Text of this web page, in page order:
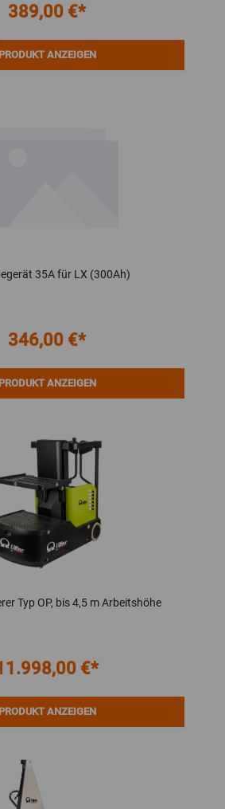
389,00 €*
PRODUKT ANZEIGEN
35A für LX (300Ah)
346,00 €*
PRODUKT ANZEIGEN
Typ OP, bis 4,5 m Arbeitshöhe
€*
PRODUKT ANZEIGEN